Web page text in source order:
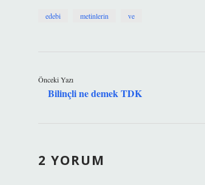
edebi metinlerin ve
Önceki Yazı
Bilinçli ne demek TDK
2 YORUM